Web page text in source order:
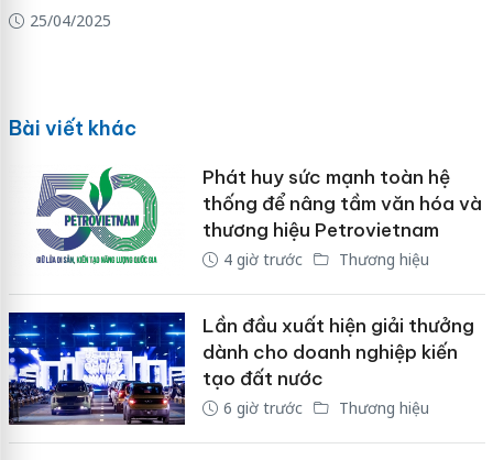
25/04/2025
Bài viết khác
Phát huy sức mạnh toàn hệ
thống để nâng tầm văn hóa và
thương hiệu Petrovietnam
4 giờ trước Thương hiệu
Lần đầu xuất hiện giải thưởng
dành cho doanh nghiệp kiến
tạo đất nước
6 giờ trước Thương hiệu